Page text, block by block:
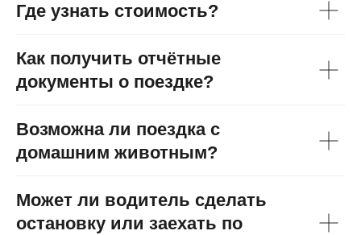
Где узнать стоимость?
Как получить отчётные
документы о поездке?
Возможна ли поездка с
домашним животным?
Может ли водитель сделать
остановку или заехать по